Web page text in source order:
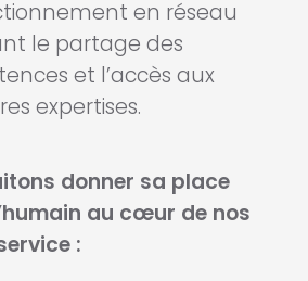
en réseau
le partage des
et l’accès aux
expertises.
donner sa place
au cœur de nos
: